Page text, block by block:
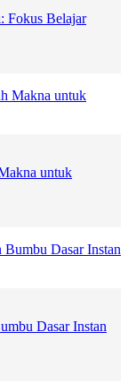
Fokus Belajar
untuk
Dasar Instan